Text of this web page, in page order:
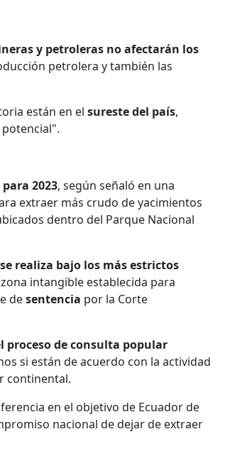
y petroleras no afectarán los
petrolera y también las
están en el sureste del país,
2023, según señaló en una
extraer más crudo de yacimientos
dentro del Parque Nacional
realiza bajo los más estrictos
intangible establecida para
desentencia por la Corte
proceso de consulta popular
si están de acuerdo con la actividad
continental.
en el objetivo de Ecuador de
nacional de dejar de extraer